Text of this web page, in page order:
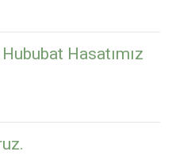
Hasatımız